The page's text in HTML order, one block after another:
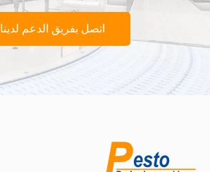
اتصل بفريق الدعم لدينا